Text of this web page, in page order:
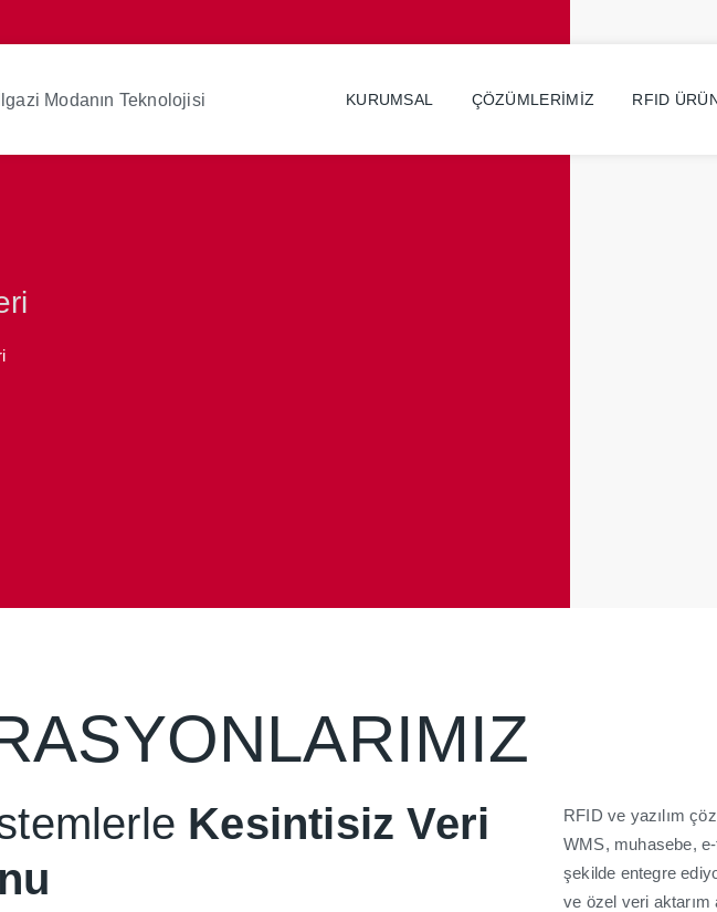
İlgazi Modanın Teknolojisi KURUMSAL ÇÖZÜMLERIMIZ RFID
Kesintisiz Veri
RFID ve yazılım
WMS, muhasebe,
şekilde entegre
ve özel veri aktarım